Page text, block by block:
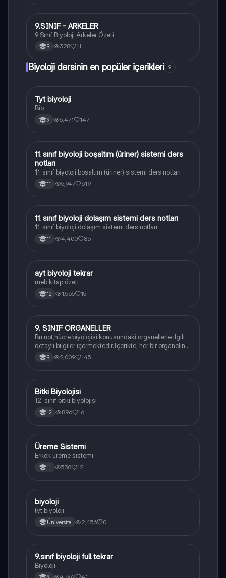
9Biyoloji
9.SINIF - ARKELER
9.Sınıf Biyoloji Arkeler Özeti
9 328 11
Biyoloji dersinin en popüler içerikleri 9
Biyoloji
Tyt biyoloji
Bio
9 5,471 147
Biyoloji
11. sınıf biyoloji boşaltım (üriner) sistemi ders
notları
11. sınıf biyoloji boşaltım (üriner) sistemi ders notları
11 5,947 619
Biyoloji
11. sınıf biyoloji dolaşım sistemi ders notları
11. sınıf biyoloji dolaşım sistemi ders notları
11 4,400 86
Biyoloji
ayt biyoloji tekrar
meb kitap özeti
12 1,565 15
Biyoloji
9. SINIF ORGANELLER
Bu not,hücre biyolojisi konusundaki organellerle ilgili
detaylı bilgiler içermektedir.İçerikte, her bir organelin
yapısı,fonksiyonları ve hücre içindeki rolü
açıklanmaktadır.
9 2,009 145
Biyoloji
Bitki Biyolojisi
12. sınıf bitki biyolojisi
12 896 16
Biyoloji
Üreme Sistemi
Erkek üreme sistemi
11 530 12
BBiyoloji
biyoloji
tyt biyoloji
Üniversite 2,456 0
Biyoloji
9.sınıf biyoloji full tekrar
Biyoloji